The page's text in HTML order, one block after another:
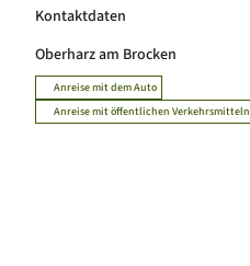
Kontaktdaten
Oberharz am Brocken
Anreise mit dem Auto
Anreise mit öffentlichen Verkehrsmitteln